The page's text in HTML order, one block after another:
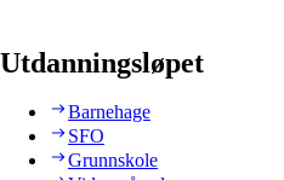
Utdanningsløpet
Barnehage
SFO
Grunnskole